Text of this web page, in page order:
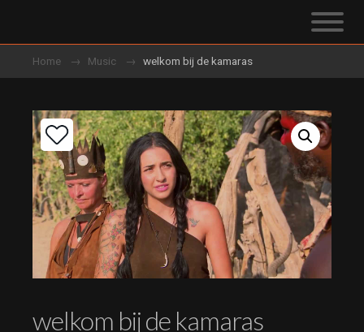
Home Music welkom bij de kamaras
welkom bij de kamaras